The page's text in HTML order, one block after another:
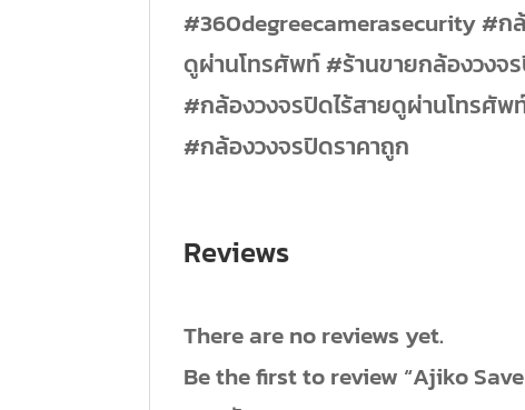
#360degreecamerasecurity #ก
ดูผ่านโทรศัพท์ #ร้านขายกล้องวง
#กล้องวงจรปิดไร้สายดูผ่านโทรศั
#กล้องวงจรปิดราคาถูก
Reviews
There are no reviews yet.
Be the first to review “Ajiko